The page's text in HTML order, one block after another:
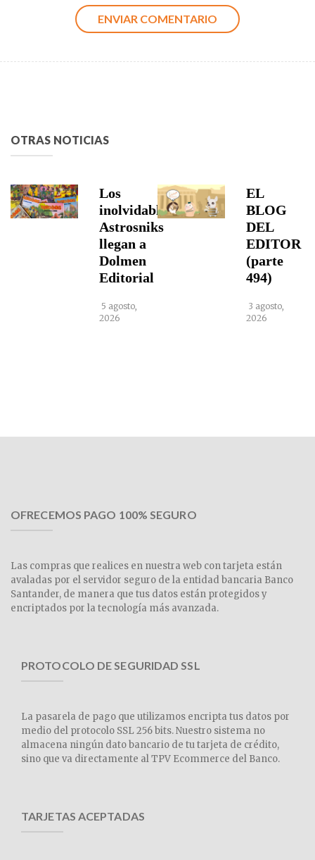
OTRAS NOTICIAS
Los
inolvidables
Astrosniks
llegan a
Dolmen
Editorial
5 agosto,
2026
EL
BLOG
DEL
EDITOR
(parte
494)
3 agosto,
2026
OFRECEMOS PAGO 100% SEGURO
Las compras que realices en nuestra web con tarjeta están
avaladas por el servidor seguro de la entidad bancaria Banco
Santander, de manera que tus datos están protegidos y
encriptados por la tecnología más avanzada.
PROTOCOLO DE SEGURIDAD SSL
La pasarela de pago que utilizamos encripta tus datos por
medio del protocolo SSL 256 bits. Nuestro sistema no
almacena ningún dato bancario de tu tarjeta de crédito,
sino que va directamente al TPV Ecommerce del Banco.
TARJETAS ACEPTADAS